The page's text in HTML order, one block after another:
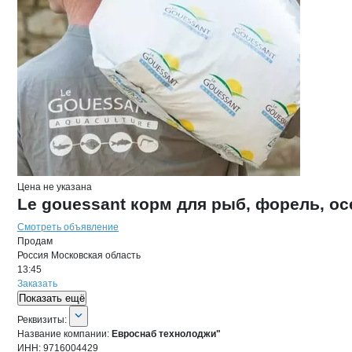
Цена не указана
Le gouessant корм для рыб, форель,
Смотреть объявление
Продам
Россия Московская область
13:45
Заказать
Показать ещё
О компании
Реквизиты
Реквизиты:
Название компании: Евроснаб технолоджи"
ИНН: 9716004429